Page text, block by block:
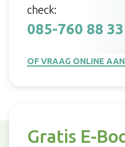
check:
085-760 88 33
OF VRAAG ONLINE AAN
Gratis E-